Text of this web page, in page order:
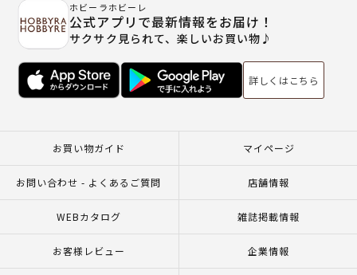
ホビーラホビーレ
公式アプリで最新情報をお届け！
サクサク見られて、楽しいお買い物♪
詳しくはこちら
お買い物ガイド マイページ
お問い合わせ - よくあるご質問 店舗情報
WEBカタログ 雑誌掲載情報
お客様レビュー 企業情報